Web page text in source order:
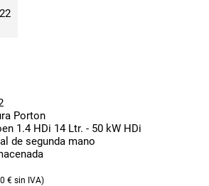
Porton
1.4 HDi 14 Ltr. - 50 kW HDi
de segunda mano
€